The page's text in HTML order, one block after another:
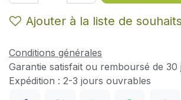
Ajouter à la liste de souhaits
Conditions générales
Garantie satisfait ou remboursé de 30
Expédition : 2-3 jours ouvrables